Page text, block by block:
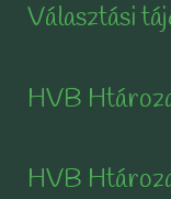
Választási
HVB
HVB